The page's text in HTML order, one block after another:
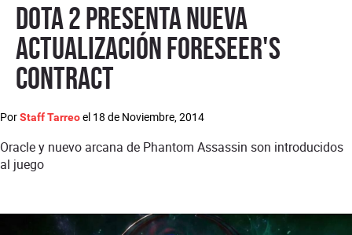
Dota 2 presenta nueva
actualización Foreseer's
Contract
PorStaff Tarreoel 18 de Noviembre, 2014
Oracle y nuevo arcana de Phantom Assassin son introducidos
al juego